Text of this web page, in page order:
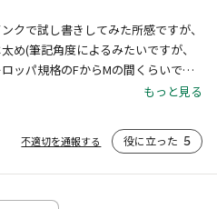
クで試し書きしてみた所感ですが、
め(筆記角度によるみたいですが、
ッパ規格のFからMの間くらいで書
上を滑らせるとマーカーペンのよう
手持ちのガラスペンよりもサラサラ
もっと見る
不適切を通報する
役に立った 5